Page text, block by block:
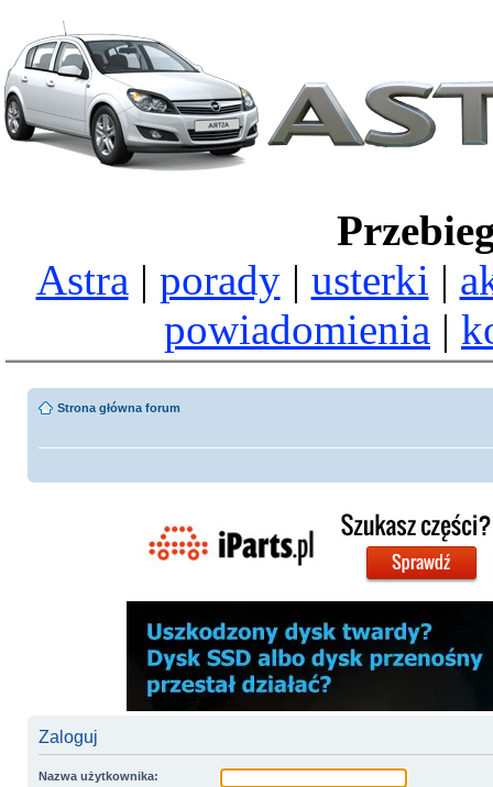
Astra | porady| usterki |
powiadomienia |
Strona główna forum
Zaloguj
Nazwa użytkownika: